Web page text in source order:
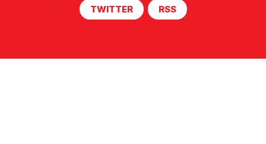
TWITTER RSS